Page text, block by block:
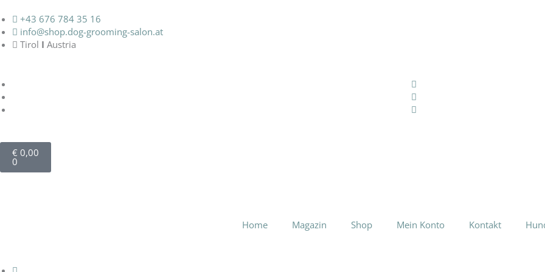
Inhalt
springen
+43 676 784 35 16‬
info@shop.dog-grooming-salon.at
Tirol I Austria
€ 0,00
0
Warenkorb
Home Magazin Shop Mein Konto Kontakt